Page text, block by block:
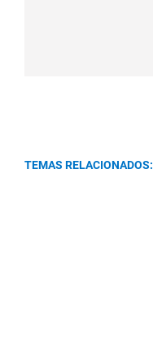
TEMAS RELACIONADOS: